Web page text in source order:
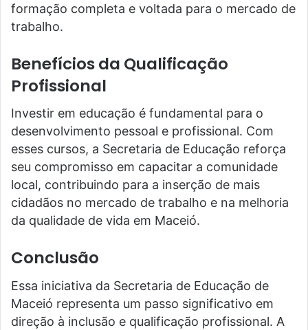
formação completa e voltada para o mercado de
trabalho.
Benefícios da Qualificação
Profissional
Investir em educação é fundamental para o
desenvolvimento pessoal e profissional. Com
esses cursos, a Secretaria de Educação reforça
seu compromisso em capacitar a comunidade
local, contribuindo para a inserção de mais
cidadãos no mercado de trabalho e na melhoria
da qualidade de vida em Maceió.
Conclusão
Essa iniciativa da Secretaria de Educação de
Maceió representa um passo significativo em
direção à inclusão e qualificação profissional. A